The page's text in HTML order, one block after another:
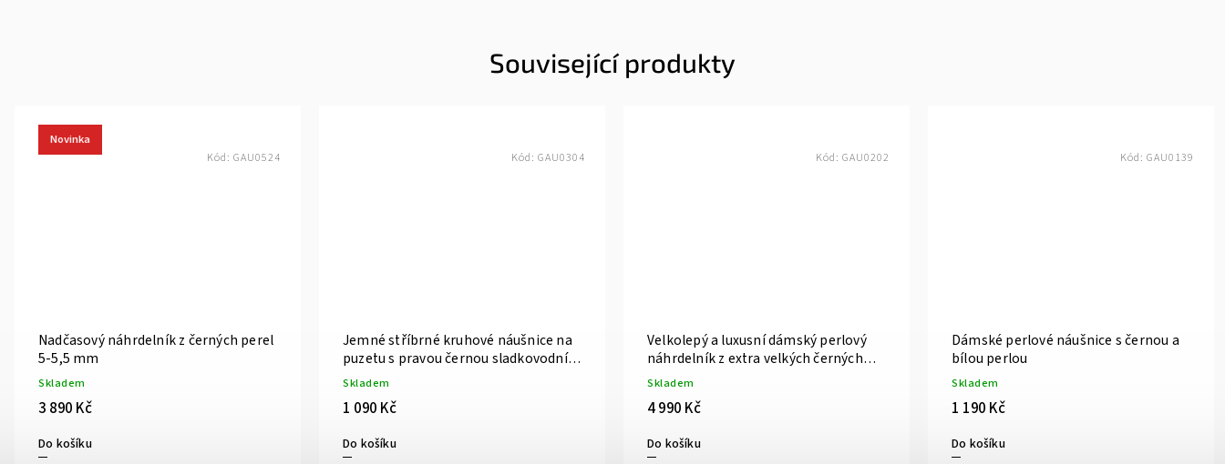
Související produkty
Novinka
Nadčasový náhrdelník z černých perel
5-5,5 mm
Skladem
3 890 Kč
Do košíku
Kód: GAU0524
Jemné stříbrné kruhové náušnice na
puzetu s pravou černou sladkovodní
perlou
Skladem
1 090 Kč
Do košíku
Kód: GAU0304
Velkolepý a luxusní dámský perlový
náhrdelník z extra velkých černých
perel s designovým zapínáním
Skladem
4 990 Kč
Do košíku
Kód: GAU0202
Dámské perlové náušnice s černou a
bílou perlou
Skladem
1 190 Kč
Do košíku
Kód: GAU0139